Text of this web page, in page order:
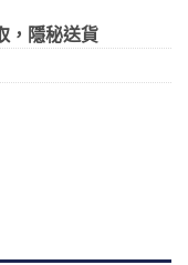
，隱秘送貨